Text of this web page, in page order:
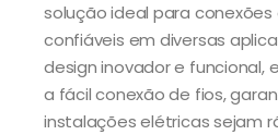
solução ideal para
confiáveis em diversas
design inovador e funcional,
a fácil conexão de fios,
instalações elétricas sejam